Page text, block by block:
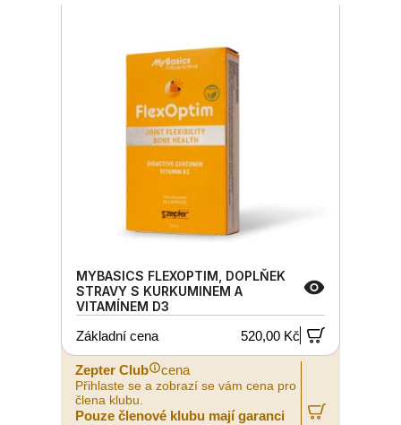
MYBASICS FLEXOPTIM, DOPLŇEK
STRAVY S KURKUMINEM A
VITAMÍNEM D3
Základní cena
520,00 Kč
Zepter Club cena
Přihlaste se a zobrazí se vám cena pro
člena klubu.
Pouze členové klubu mají garanci